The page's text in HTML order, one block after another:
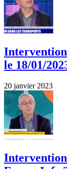
le 18/01/
20 janvier 2023